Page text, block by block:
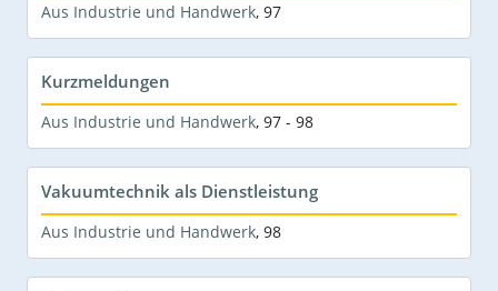
Aus Industrie und Handwerk, 97
Kurzmeldungen
Aus Industrie und Handwerk, 97 - 98
Vakuumtechnik als Dienstleistung
Aus Industrie und Handwerk, 98